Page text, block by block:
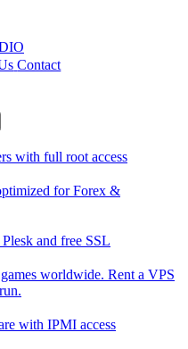
Contact
with full root access
for Forex &
and free SSL
worldwide. Rent a VPS
with IPMI access